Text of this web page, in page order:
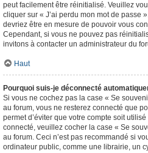
peut facilement être réinitialisé. Veuillez
cliquer sur « J’ai perdu mon mot de passe
devriez être en mesure de pouvoir vous
Cependant, si vous ne pouvez pas
invitons à contacter un administrateur du
Haut
Pourquoi suis-je déconnecté
Si vous ne cochez pas la case « Se
au forum, vous ne resterez connecté que
permet d’éviter que votre compte soit
connecté, veuillez cocher la case « Se
au forum. Ceci n’est pas recommandé si
ordinateur public, comme une librairie, un